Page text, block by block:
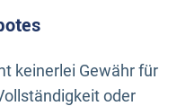
keinerlei Gewähr für
oder